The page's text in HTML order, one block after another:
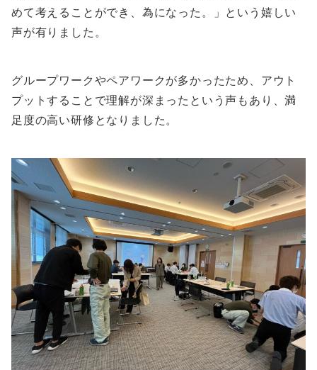
めて考えることができ、為になった。」という嬉しい
声が有りました。
グループワークやペアワークが多かったため、アウト
プットすることで理解が深まったという声もあり、満
足度の高い研修となりました。